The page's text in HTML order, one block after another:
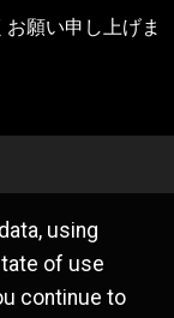
using
of use
continue to
願い申し上げま